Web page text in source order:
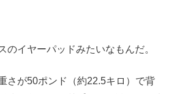
のイヤーパッドみたいなもんだ。
さが50ポンド（約22.5キロ）で背